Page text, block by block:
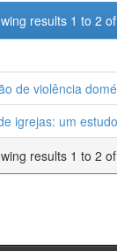
results 1 to 2
de violência
igrejas: um
results 1 to 2